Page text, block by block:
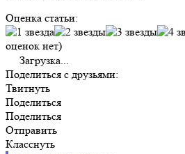
Оценка статьи:
оценок нет)
Загрузка...
Поделиться с друзьями:
Твитнуть
Поделиться
Поделиться
Отправить
Класснуть